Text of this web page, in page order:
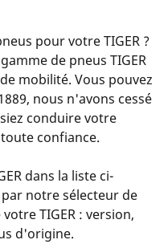
pour votre TIGER ?
de pneus TIGER
mobilité. Vous pouvez
nous n'avons cessé
conduire votre
confiance.
dans la liste ci-
notre sélecteur de
TIGER : version,
d'origine.